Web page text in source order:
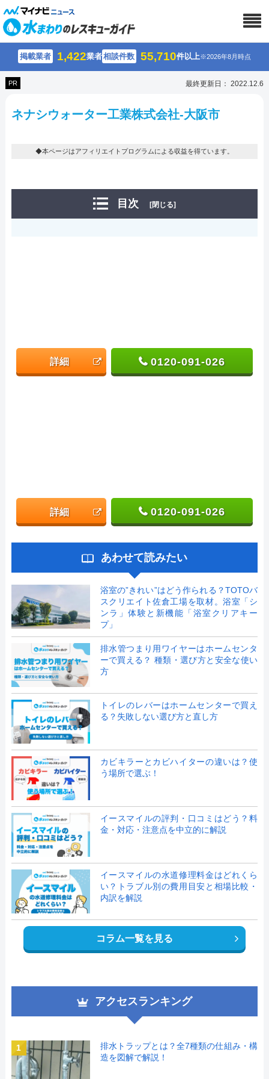
掲載業者 1,422業者相談件数 55,710件以上※2026年8月時点
PR 最終更新日： 2022.12.6
ネナシウォーター工業株式会社-大阪市
◆本ページはアフィリエイトプログラムによる収益を得ています。
目次 [閉じる]
詳細 0120-091-026
詳細 0120-091-026
あわせて読みたい
浴室の”きれい”はどう作られる？TOTOバ
スクリエイト佐倉工場を取材。浴室「シ
ンラ」体験と新機能「浴室クリアキー
プ」
排水管つまり用ワイヤーはホームセンタ
ーで買える？ 種類・選び方と安全な使い
方
トイレのレバーはホームセンターで買え
る？失敗しない選び方と直し方
カビキラーとカビハイターの違いは？使
う場所で選ぶ！
イースマイルの評判・口コミはどう？料
金・対応・注意点を中立的に解説
イースマイルの水道修理料金はどれくら
い？トラブル別の費用目安と相場比較・
内訳を解説
コラム一覧を見る
アクセスランキング
1
排水トラップとは？全7種類の仕組み・構
造を図解で解説！